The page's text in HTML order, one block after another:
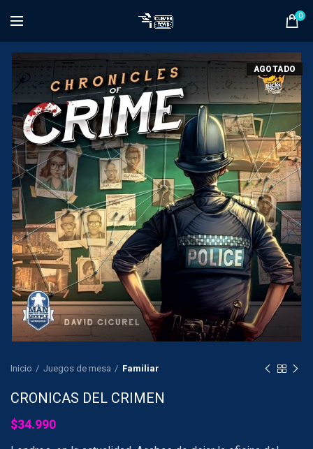
0
AGOTADO
Inicio Juegos de mesa Familiar
CRONICAS DEL CRIMEN
$34.990